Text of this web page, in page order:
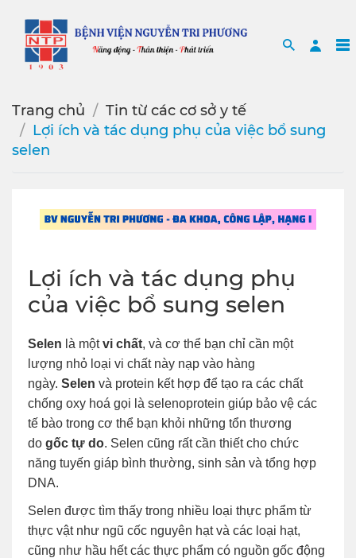
Search
Trang chủ
Tin từ các cơ sở y tế
Lợi ích và tác dụng phụ của việc bổ sung
selen
Lợi ích và tác dụng phụ
của việc bổ sung selen
Selen là mộtvi chất, và cơ thể bạn chỉ cần một
lượng nhỏ loại vi chất này nạp vào hàng
ngày. Selen và protein kết hợp để tạo ra các chất
chống oxy hoá gọi là selenoprotein giúp bảo vệ các
tế bào trong cơ thể bạn khỏi những tổn thương
do gốc tự do. Selen cũng rất cần thiết cho chức
năng tuyến giáp bình thường, sinh sản và tổng hợp
DNA.
Selen được tìm thấy trong nhiều loại thực phẩm từ
thực vật như ngũ cốc nguyên hạt và các loại hạt,
cũng như hầu hết các thực phẩm có nguồn gốc động